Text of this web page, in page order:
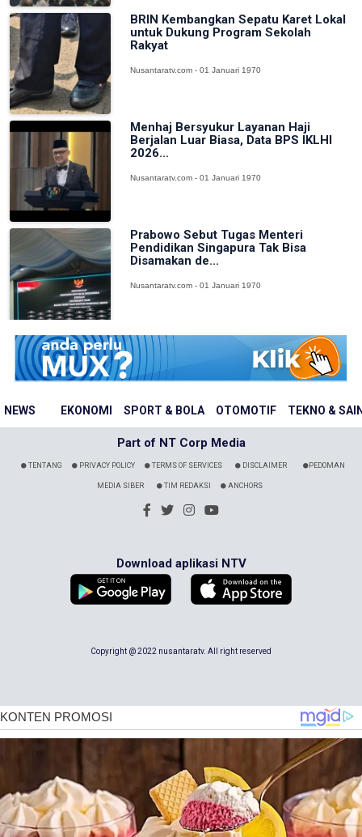
NEWS EKONOMI SPORT & BOLA OTOMOTIF TEKNO &
BRIN Kembangkan Sepatu Karet Lokal
untuk Dukung Program Sekolah
Rakyat
Nusantaratv.com - 01 Januari 1970
Menhaj Bersyukur Layanan Haji
Berjalan Luar Biasa, Data BPS IKLHI
2026...
Nusantaratv.com - 01 Januari 1970
Prabowo Sebut Tugas Menteri
Pendidikan Singapura Tak Bisa
Disamakan de...
Nusantaratv.com - 01 Januari 1970
Part of NT Corp Media
TENTANG PRIVACY POLICY TERMS OF SERVICES DISCLAIMER PEDOMAN
MEDIA SIBER TIM REDAKSI ANCHORS
Download aplikasi NTV
Copyright @ 2022 nusantaratv. All right reserved